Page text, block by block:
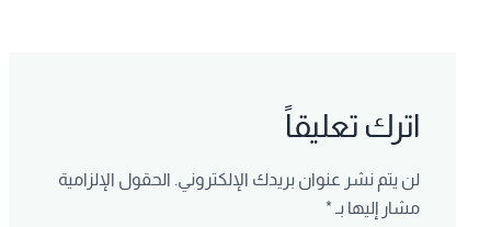
اترك تعليقاً
لن يتم نشر عنوان بريدك الإلكتروني. الحقول الإلزامية
مشار إليها بـ*